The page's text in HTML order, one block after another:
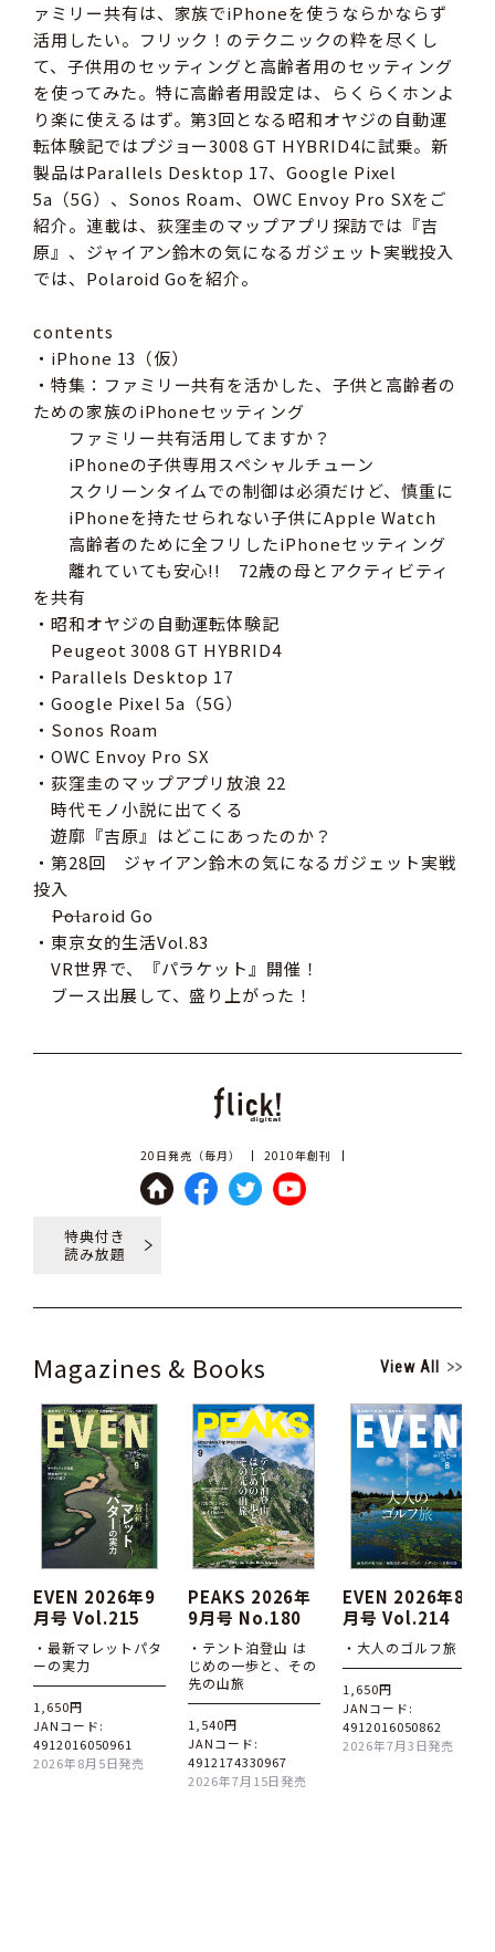
ァミリー共有は、家族でiPhoneを使うならかならず
活用したい。フリック！のテクニックの粋を尽くし
て、子供用のセッティングと高齢者用のセッティング
を使ってみた。特に高齢者用設定は、らくらくホンよ
り楽に使えるはず。第3回となる昭和オヤジの自動運
転体験記ではプジョー3008 GT HYBRID4に試乗。新
製品はParallels Desktop 17、Google Pixel
5a（5G）、Sonos Roam、OWC Envoy Pro SXをご
紹介。連載は、荻窪圭のマップアプリ探訪では『吉
原』、ジャイアン鈴木の気になるガジェット実戦投入
では、Polaroid Goを紹介。
contents
・iPhone 13（仮）
・特集：ファミリー共有を活かした、子供と高齢者の
ための家族のiPhoneセッティング
ファミリー共有活用してますか？
iPhoneの子供専用スペシャルチューン
スクリーンタイムでの制御は必須だけど、慎重に
iPhoneを持たせられない子供にApple Watch
高齢者のために全フリしたiPhoneセッティング
離れていても安心!! 72歳の母とアクティビティ
を共有
・昭和オヤジの自動運転体験記
Peugeot 3008 GT HYBRID4
・Parallels Desktop 17
・Google Pixel 5a（5G）
・Sonos Roam
・OWC Envoy Pro SX
・荻窪圭のマップアプリ放浪 22
時代モノ小説に出てくる
遊廓『吉原』はどこにあったのか？
・第28回 ジャイアン鈴木の気になるガジェット実戦
投入
――Polaroid Go
・東京女的生活Vol.83
VR世界で、『パラケット』開催！
ブース出展して、盛り上がった！
20日発売（毎月） 2010年創刊
特典付き
読み放題
Magazines & Books View All
EVEN 2026年9
月号 Vol.215
・最新マレットパタ
ーの実力
1,650円
JANコード:
4912016050961
2026年8月5日発売
PEAKS 2026年
9月号 No.180
・テント泊登山 は
じめの一歩と、その
先の山旅
1,540円
JANコード:
4912174330967
2026年7月15日発売
EVEN 2026年8
月号 Vol.214
・大人のゴルフ旅
1,650円
JANコード:
4912016050862
2026年7月3日発売